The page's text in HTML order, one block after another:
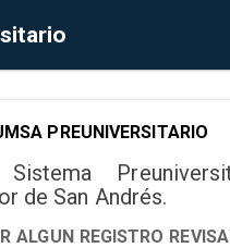
PREUNIVERSITARIO
de San Andrés.
ALGUN REGISTRO